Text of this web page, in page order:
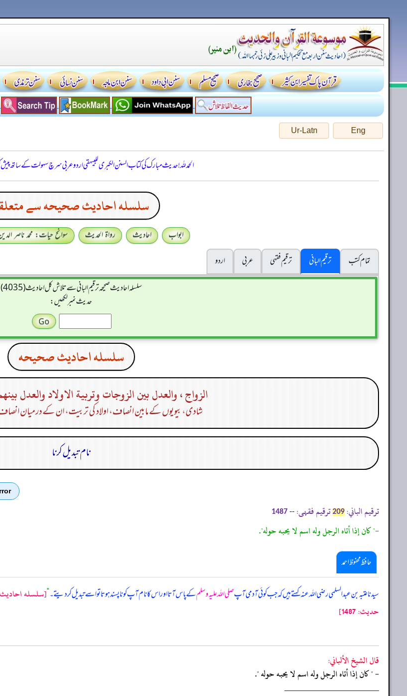
Eng
Ur-Latn
الحمدللہ! حدیث مبارک کی کتاب السنن الكبرى للبيهقي اردو عربی سرچ سہولت کے ساتھ
سلسله احاديث صحيحه سے
ابواب احادیث رواۃ الحدیث
سوانح حیات: محمد ناصر الدین
تمام کتب
ترقیم البانی ترقيم فقہی عربی
اردو
سلسله احاديث صحيحه ترقیم البانی سے تلاش کل احادیث (4035)
حدیث نمبر لکھیں:
سلسله احاديث صحيحه
الزواج ، والعدل بين الزوجات وتربية الاولاد والعدل
شادی، بیویوں کے مابین انصاف، اولاد کی تربیت، ان کے درمیان
نام تبدیل کرنا
ترقیم الباني: 209 ترقیم فقہی: --
1487
-" كان إذا أتاه الرجل وله اسم لا يحبه حوله".
حافظ محفوظ احمد
سیدنا عتبہ بن عبدالسلمی رضی اللہ عنہ کہتے ہیں کہ جب کوئی آدمی آپصلی اللہ علیہ وسلمکے پاس آتا اور اس کا نام آپ کو ناپسند ہوتا تو اسے تبدیل کر دیتے۔“[سلسله احاديث
حدیث: 1487]
قال الشيخ الألباني:
- " كان إذا أتاه الرجل وله اسم لا يحبه حوله ".
‏‏‏‏_____________________